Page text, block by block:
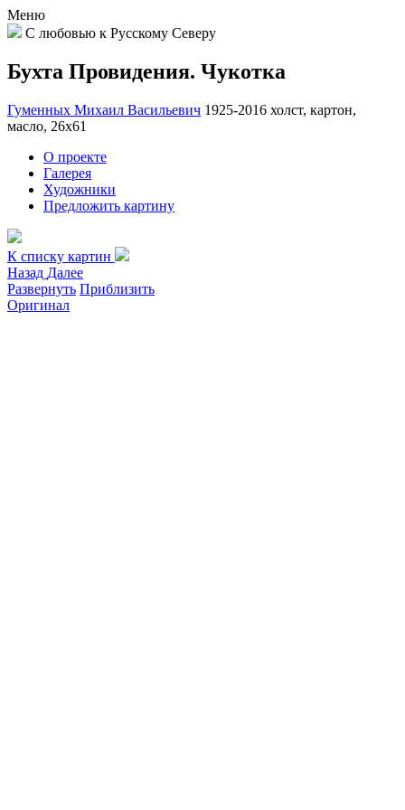
Меню
С любовью к Русскому Северу
Бухта Провидения. Чукотка
Гуменных Михаил Васильевич 1925-2016 холст, картон,
масло, 26х61
О проекте
Галерея
Художники
Предложить картину
К списку картин
Назад Далее
Развернуть Приблизить
Оригинал